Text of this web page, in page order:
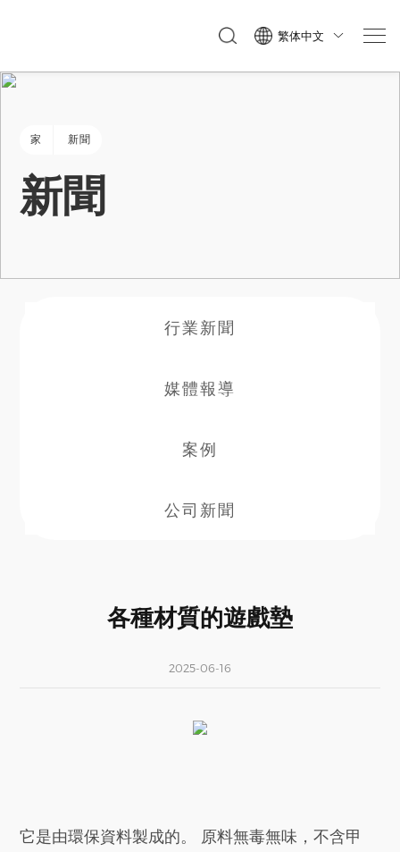
繁体中文 
家 新聞
新聞
行業新聞
媒體報導
案例
公司新聞
各種材質的遊戲墊
2025-06-16
它是由環保資料製成的。 原料無毒無味，不含甲